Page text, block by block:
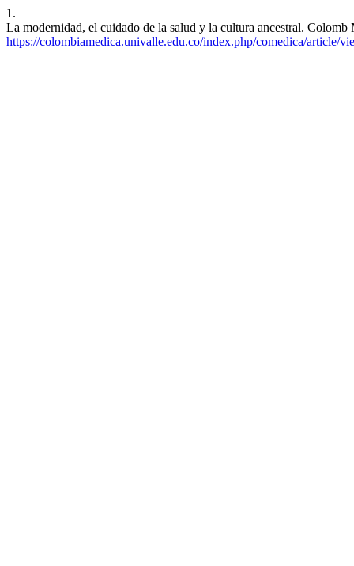
1.
La modernidad, el cuidado de la salud y la cultura ancestral.
https://colombiamedica.univalle.edu.co/index.php/comedica/article/